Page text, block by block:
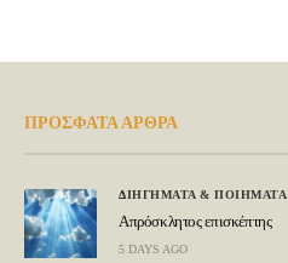
ΠΡΟΣΦΑΤΑ ΑΡΘΡΑ
ΔΙΗΓΗΜΑΤΑ & ΠΟΙΗΜΑΤΑ
Απρόσκλητος επισκέπτης
5 DAYS AGO